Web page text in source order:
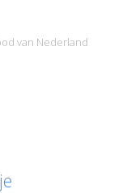
van Nederland